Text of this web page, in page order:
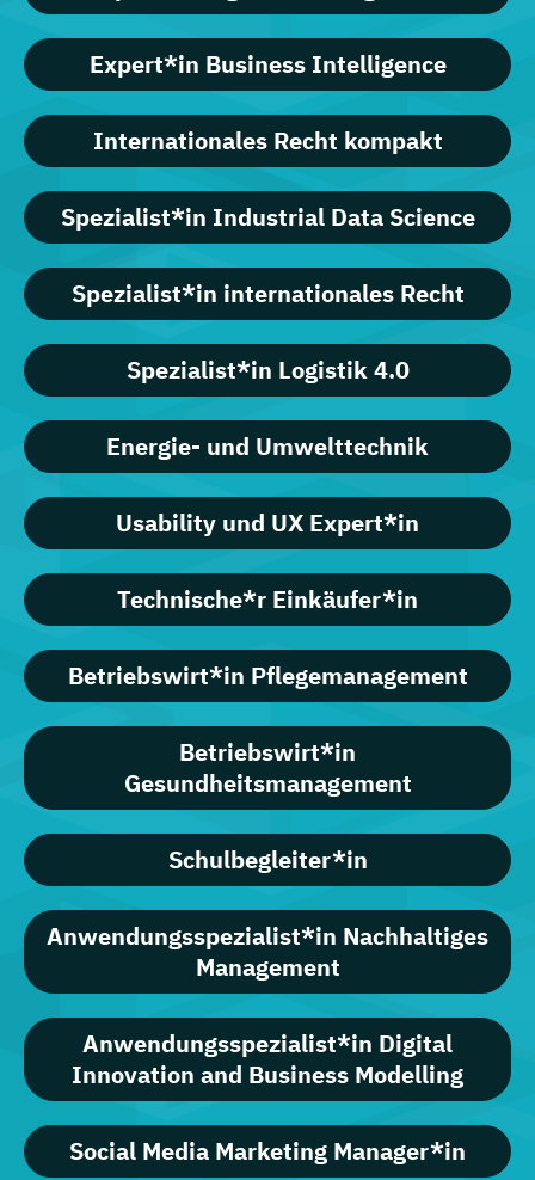
Expert*in Business Intelligence
Internationales Recht kompakt
Spezialist*in Industrial Data Science
Spezialist*in internationales Recht
Spezialist*in Logistik 4.0
Energie- und Umwelttechnik
Usability und UX Expert*in
Technische*r Einkäufer*in
Betriebswirt*in Pflegemanagement
Betriebswirt*in
Gesundheitsmanagement
Schulbegleiter*in
Anwendungsspezialist*in Nachhaltiges
Management
Anwendungsspezialist*in Digital
Innovation and Business Modelling
Social Media Marketing Manager*in